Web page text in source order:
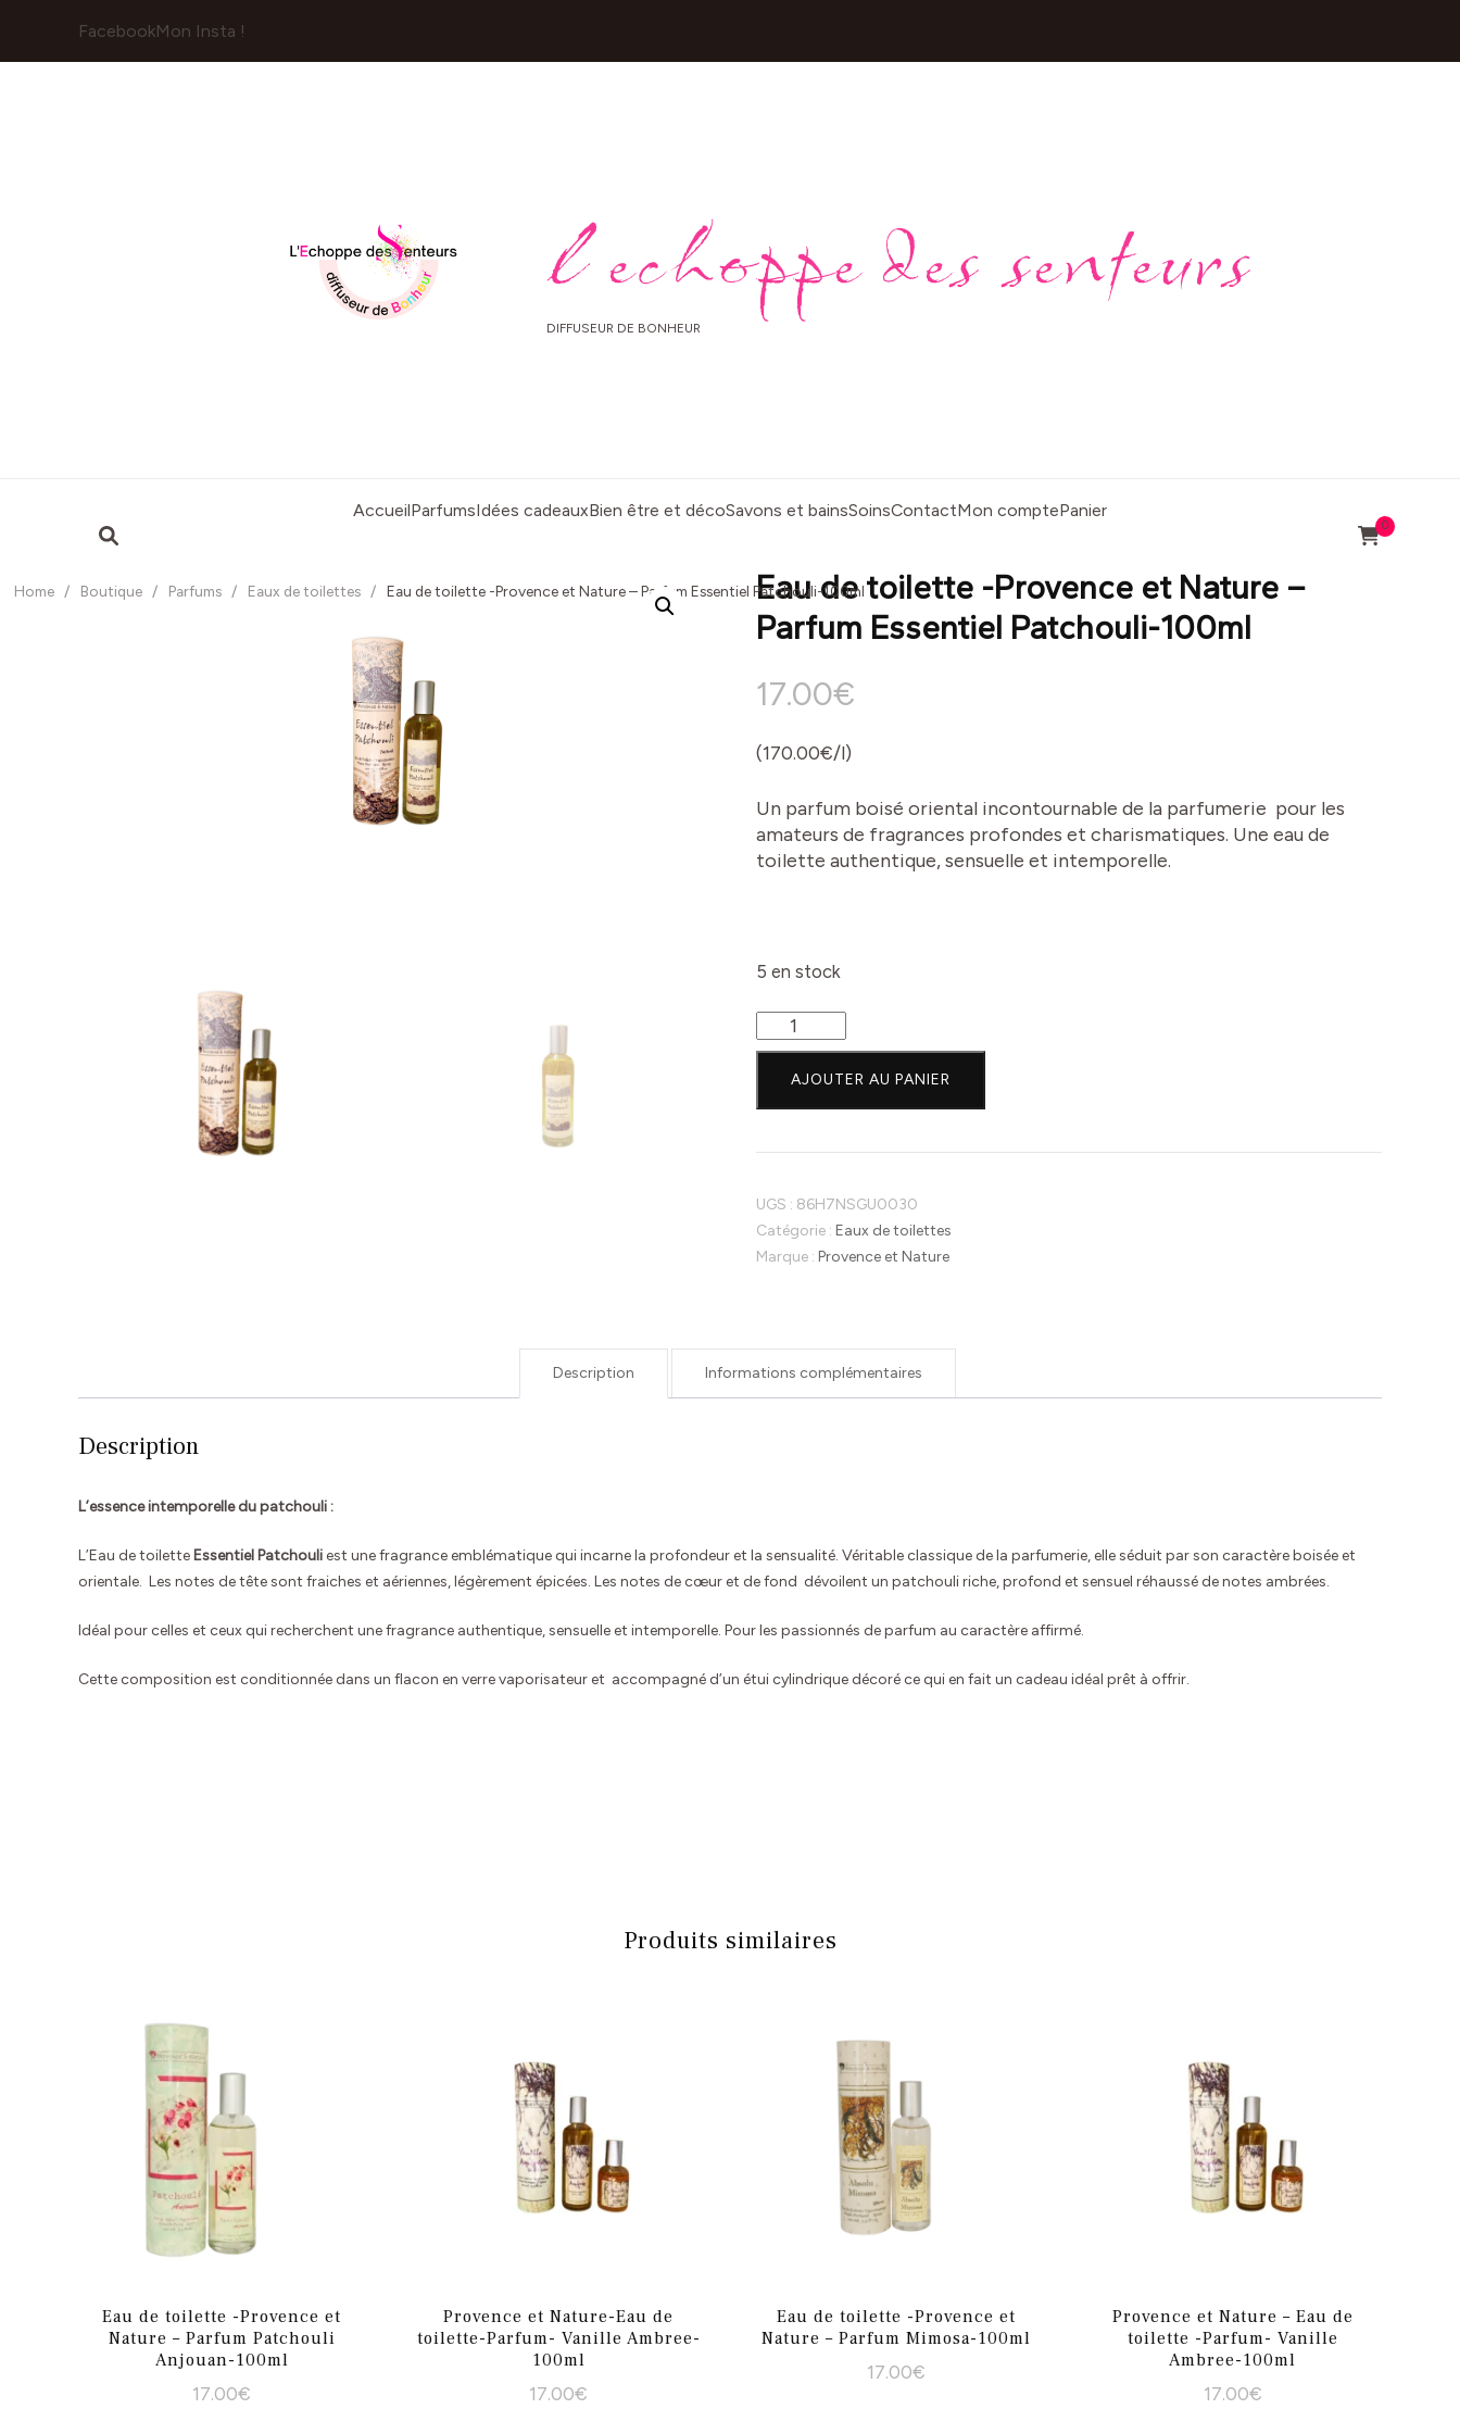
FacebookMon Insta !
l echoppe des senteurs
DIFFUSEUR DE BONHEUR
AccueilParfumsIdées cadeauxBien être et décoSavons et bainsSoinsContactMon comptePanier
0
Home / Boutique / Parfums / Eaux de toilettes / Eau de toilette -Provence et Nature – Parfum Essentiel Patchouli-100mlEau de toilette -Provence et Nature –
Parfum Essentiel Patchouli-100ml
17.00€
(170.00€/l)
Un parfum boisé oriental incontournable de la parfumerie pour les
amateurs de fragrances profondes et charismatiques. Une eau de
toilette authentique, sensuelle et intemporelle.
5 en stock
quantité
de
de
-
et
Nature
-
100ml
AJOUTER AU PANIER
UGS : 86H7NSGU0030
Catégorie : Eaux de toilettes
Marque : Provence et Nature
Description Informations complémentaires
Description
L’essence intemporelle du patchouli :
L’Eau de toilette Essentiel Patchouliest une fragrance emblématique qui incarne la profondeur et la sensualité. Véritable classique de la parfumerie, elle séduit par son caractère boisée et
orientale. Les notes de tête sont fraiches et aériennes, légèrement épicées. Les notes de cœur et de fond dévoilent un patchouli riche, profond et sensuel réhaussé de notes ambrées.
Idéal pour celles et ceux qui recherchent une fragrance authentique, sensuelle et intemporelle. Pour les passionnés de parfum au caractère affirmé.
Cette composition est conditionnée dans un flacon en verre vaporisateur et accompagné d’un étui cylindrique décoré ce qui en fait un cadeau idéal prêt à offrir.
Produits similaires
Eau de toilette -Provence et
Nature – Parfum Patchouli
Anjouan-100ml
17.00€
Provence et Nature-Eau de
toilette-Parfum- Vanille Ambree-
100ml
17.00€
Eau de toilette -Provence et
Nature – Parfum Mimosa-100ml
17.00€
Provence et Nature – Eau de
toilette -Parfum- Vanille
Ambree-100ml
17.00€